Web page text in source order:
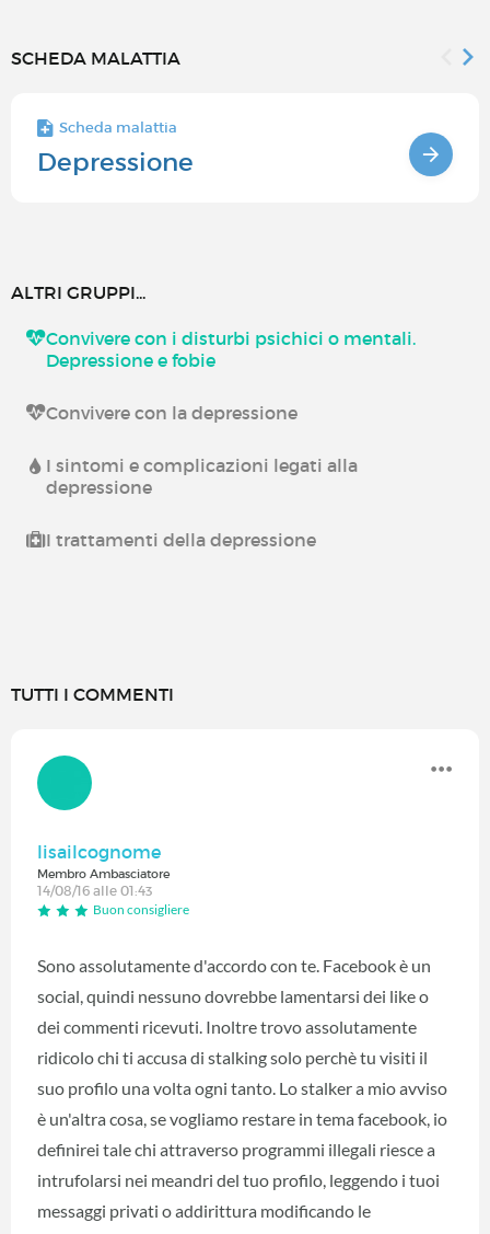
SCHEDA MALATTIA
Scheda malattia
Depressione
ALTRI GRUPPI...
Convivere con i disturbi psichici o mentali.
Depressione e fobie
Convivere con la depressione
I sintomi e complicazioni legati alla
depressione
I trattamenti della depressione
TUTTI I COMMENTI
lisailcognome
Membro Ambasciatore
14/08/16 alle 01:43
Buon consigliere
Sono assolutamente d'accordo con te. Facebook è un
social, quindi nessuno dovrebbe lamentarsi dei like o
dei commenti ricevuti. Inoltre trovo assolutamente
ridicolo chi ti accusa di stalking solo perchè tu visiti il
suo profilo una volta ogni tanto. Lo stalker a mio avviso
è un'altra cosa, se vogliamo restare in tema facebook, io
definirei tale chi attraverso programmi illegali riesce a
intrufolarsi nei meandri del tuo profilo, leggendo i tuoi
messaggi privati o addirittura modificando le